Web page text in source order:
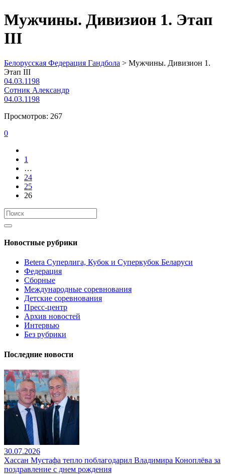
Мужчины. Дивизион 1. Этап
III
Белорусская Федерация Гандбола > Мужчины. Дивизион 1.
Этап III
04.03.1198
Сотник Александр
04.03.1198
Просмотров: 267
0
1
…
24
25
26
Новостные рубрики
Betera Суперлига, Кубок и Суперкубок Беларуси
Федерация
Сборные
Международные соревнования
Детские соревнования
Пресс-центр
Архив новостей
Интервью
Без рубрики
Последние новости
30.07.2026
Хассан Мустафа тепло поблагодарил Владимира Коноплёва за
поздравление с днем рождения